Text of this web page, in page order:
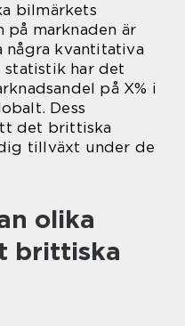
bilmärkets
marknaden är
kvantitativa
statistik har det
på X% i
Dess
det brittiska
tillväxt under de
olika
brittiska